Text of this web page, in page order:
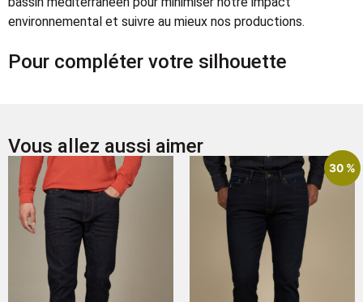
environnemental et suivre au mieux nos productions.
Pour compléter votre silhouette
Vous allez aussi aimer
30 %